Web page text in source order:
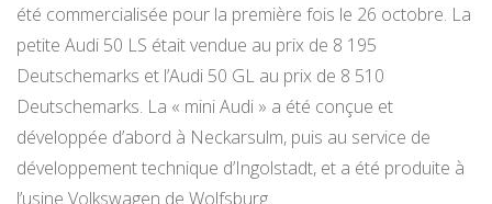
été commercialisée pour la première fois le 26 octobre. La
petite Audi 50 LS était vendue au prix de 8 195
Deutschemarks et l’Audi 50 GL au prix de 8 510
Deutschemarks. La « mini Audi » a été conçue et
développée d’abord à Neckarsulm, puis au service de
développement technique d’Ingolstadt, et a été produite à
l’usine Volkswagen de Wolfsburg.